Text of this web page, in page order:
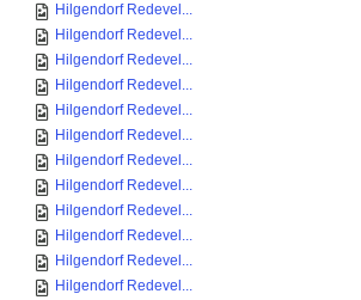
Hilgendorf Redevel...
Hilgendorf Redevel...
Hilgendorf Redevel...
Hilgendorf Redevel...
Hilgendorf Redevel...
Hilgendorf Redevel...
Hilgendorf Redevel...
Hilgendorf Redevel...
Hilgendorf Redevel...
Hilgendorf Redevel...
Hilgendorf Redevel...
Hilgendorf Redevel...